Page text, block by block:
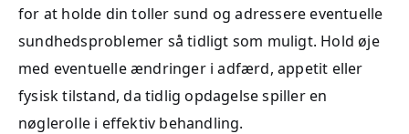
for at holde din toller sund og adressere eventuelle
sundhedsproblemer så tidligt som muligt. Hold øje
med eventuelle ændringer i adfærd, appetit eller
fysisk tilstand, da tidlig opdagelse spiller en
nøglerolle i effektiv behandling.